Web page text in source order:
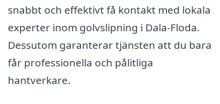
snabbt och effektivt få kontakt med lokala
experter inom golvslipning i Dala-Floda.
Dessutom garanterar tjänsten att du bara
får professionella och pålitliga
hantverkare.